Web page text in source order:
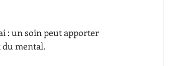
: un soin peut apporter
mental.